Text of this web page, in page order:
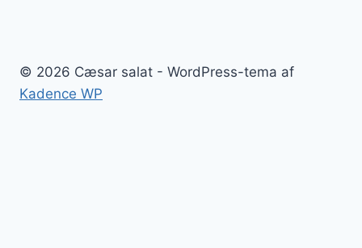
© 2026 Cæsar salat - WordPress-tema af
Kadence WP